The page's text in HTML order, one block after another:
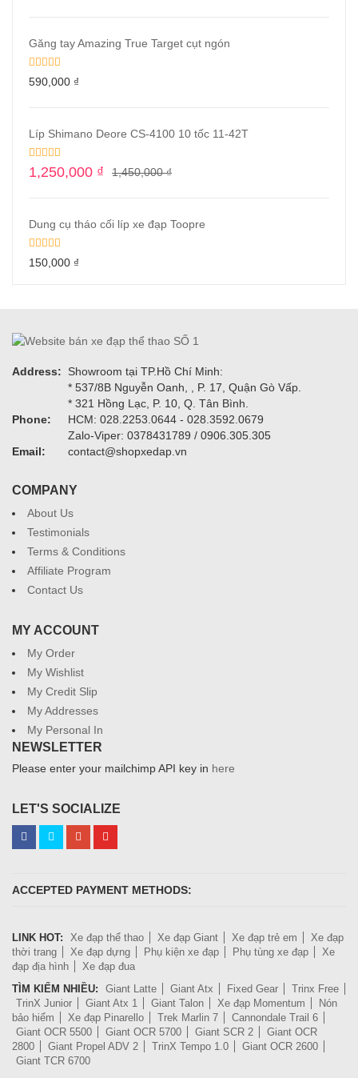
Găng tay Amazing True Target cụt ngón
590,000 ₫
Líp Shimano Deore CS-4100 10 tốc 11-42T
1,450,000₫
1,250,000 ₫
Dung cụ tháo cối líp xe đạp Toopre
150,000 ₫
Address:
Showroom tại TP.Hồ Chí Minh:
* 537/8B Nguyễn Oanh, , P. 17, Quận Gò Vấp.
* 321 Hồng Lạc, P. 10, Q. Tân Bình.
Phone:
HCM: 028.2253.0644 - 028.3592.0679
Zalo-Viper: 0378431789 / 0906.305.305
Email:
contact@shopxedap.vn
COMPANY
About Us
Testimonials
Terms & Conditions
Affiliate Program
Contact Us
MY ACCOUNT
My Order
My Wishlist
My Credit Slip
My Addresses
My Personal In
NEWSLETTER
Please enter your mailchimp API key in here
LET'S SOCIALIZE
ACCEPTED PAYMENT METHODS:
LINK HOT: Xe đạp thể thao Xe đạp Giant Xe đạp trẻ em
Xe đạp
thời trang
Xe đạp dựng Phụ kiện xe đạp Phụ tùng xe đạp
Xe
đạp địa hình
Xe đạp đua
TÌM KIẾM NHIỀU:
Giant Latte Giant Atx Fixed Gear
Trinx Free
TrinX Junior
Giant Atx 1 Giant Talon Xe đạp Momentum
Nón
bảo hiểm
Xe đạp Pinarello Trek Marlin 7
Cannondale Trail 6
Giant OCR 5500
Giant OCR 5700 Giant SCR 2
Giant OCR
2800
Giant Propel ADV 2 TrinX Tempo 1.0
Giant OCR 2600
Giant TCR 6700